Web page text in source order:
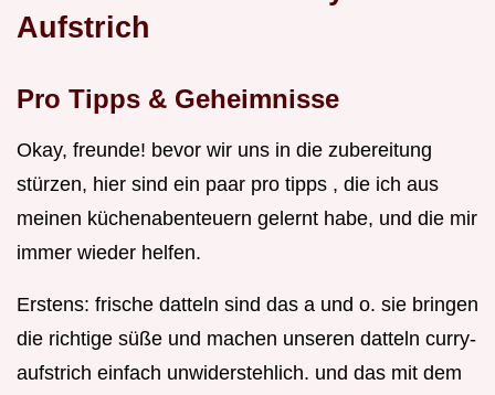
Aufstrich
Pro Tipps & Geheimnisse
Okay, freunde! bevor wir uns in die zubereitung
stürzen, hier sind ein paar pro tipps , die ich aus
meinen küchenabenteuern gelernt habe, und die mir
immer wieder helfen.
Erstens: frische datteln sind das a und o. sie bringen
die richtige süße und machen unseren datteln curry-
aufstrich einfach unwiderstehlich. und das mit dem